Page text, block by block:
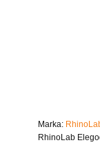
Marka:
RhinoLab